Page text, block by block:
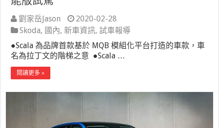
劉家岳Jason
2020-02-28
Skoda, 國內,新車資訊,試車報導
●Scala 為品牌首款基於 MQB 模組化平台打造的車款，車
名為拉丁文的階梯之意 ●Scala …
閱讀更多 »